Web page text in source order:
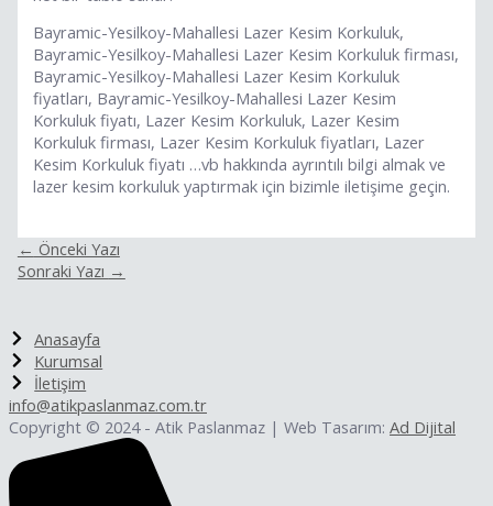
Bayramic-Yesilkoy-Mahallesi Lazer Kesim Korkuluk,
Bayramic-Yesilkoy-Mahallesi Lazer Kesim Korkuluk firması,
Bayramic-Yesilkoy-Mahallesi Lazer Kesim Korkuluk
fiyatları, Bayramic-Yesilkoy-Mahallesi Lazer Kesim
Korkuluk fiyatı, Lazer Kesim Korkuluk, Lazer Kesim
Korkuluk firması, Lazer Kesim Korkuluk fiyatları, Lazer
Kesim Korkuluk fiyatı …vb hakkında ayrıntılı bilgi almak ve
lazer kesim korkuluk yaptırmak için bizimle iletişime geçin.
← Önceki Yazı
Sonraki Yazı →
Anasayfa
Kurumsal
İletişim
info@atikpaslanmaz.com.tr
Copyright © 2024 - Atik Paslanmaz | Web Tasarım: Ad Dijital